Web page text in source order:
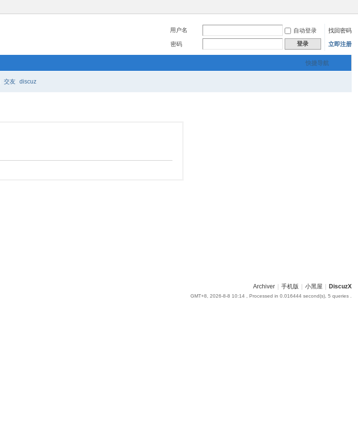
用户名 自动登录
找回密码
密码
登录 立即注册
快捷导航
交友 discuz
Archiver 手机版 小黑屋 DiscuzX
GMT+8, 2026-8-8 10:14, Processed in 0.016444 second(s), 5 queries .